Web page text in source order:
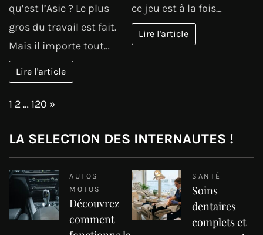
qu’est l’Asie ? Le plus
gros du travail est fait.
Mais il importe tout…
Lire l'article
ce jeu est à la fois…
Lire l'article
Page:
1 2…120 Next
»
LA SELECTION DES INTERNAUTES !
AUTOS
MOTOS
Découvrez
comment
SANTÉ
Soins
dentaires
complets et